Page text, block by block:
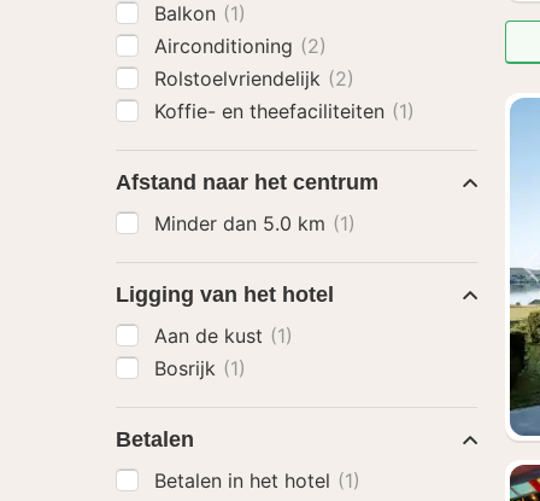
Balkon (1)
Airconditioning (2)
Rolstoelvriendelijk (2)
Koffie- en theefaciliteiten (1)
Afstand naar het centrum
Minder dan 5.0 km (1)
Ligging van het hotel
Aan de kust (1)
Bosrijk (1)
Betalen
Betalen in het hotel (1)